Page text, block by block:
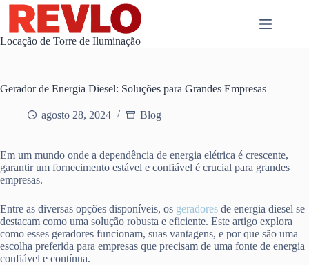
Pular
conteúdo
Locação de Torre de Iluminação
Gerador de Energia Diesel: Soluções para Grandes Empresas
agosto 28, 2024 Blog
Em um mundo onde a dependência de energia elétrica é crescente,
garantir um fornecimento estável e confiável é crucial para grandes
empresas.
Entre as diversas opções disponíveis, os geradores de energia diesel se
destacam como uma solução robusta e eficiente. Este artigo explora
como esses geradores funcionam, suas vantagens, e por que são uma
escolha preferida para empresas que precisam de uma fonte de energia
confiável e contínua.